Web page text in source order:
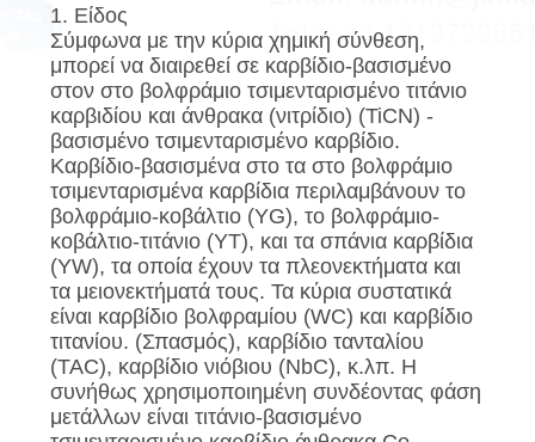
ΠΕΡΙΠΤΏΣΕΙΣ
ΖΗΤΉΣΤΕ
ΈΝΑ
ΑΠΌΣΠΑΣΜΑ
SITEMAP
PRIVACY
POLICY
1. Είδος
Σύμφωνα με την κύρια χημική σύνθεση,
μπορεί να διαιρεθεί σε καρβίδιο-βασισμένο
στον στο βολφράμιο τσιμενταρισμένο τιτάνιο
καρβιδίου και άνθρακα (νιτρίδιο) (TiCN) -
βασισμένο τσιμενταρισμένο καρβίδιο.
Καρβίδιο-βασισμένα στο τα στο βολφράμιο
τσιμενταρισμένα καρβίδια περιλαμβάνουν το
βολφράμιο-κοβάλτιο (YG), το βολφράμιο-
κοβάλτιο-τιτάνιο (YT), και τα σπάνια καρβίδια
(YW), τα οποία έχουν τα πλεονεκτήματα και
τα μειονεκτήματά τους. Τα κύρια συστατικά
είναι καρβίδιο βολφραμίου (WC) και καρβίδιο
τιτανίου. (Σπασμός), καρβίδιο τανταλίου
(TAC), καρβίδιο νιόβιου (NbC), κ.λπ. Η
συνήθως χρησιμοποιημένη συνδέοντας φάση
μετάλλων είναι τιτάνιο-βασισμένο